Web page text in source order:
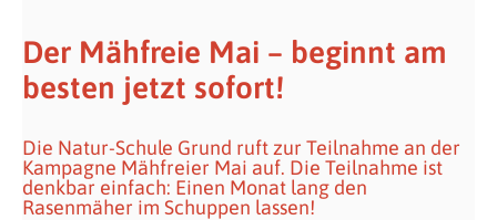
Der Mähfreie Mai – beginnt am
besten jetzt sofort!
Die Natur-Schule Grund ruft zur Teilnahme an der
Kampagne Mähfreier Mai auf. Die Teilnahme ist
denkbar einfach: Einen Monat lang den
Rasenmäher im Schuppen lassen!